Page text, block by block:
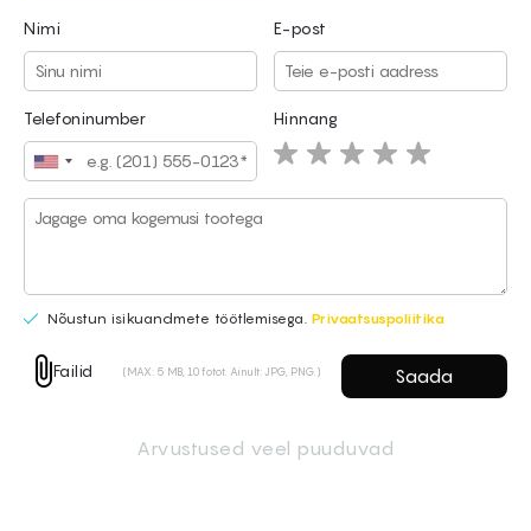
Nimi E-post
Telefoninumber Hinnang
Nõustun isikuandmete töötlemisega. Privaatsuspoliitika
Failid (MAX: 5 MB, 10 fotot. Ainult: JPG, PNG.)
Arvustused veel puuduvad
Nimi E-post
Failid